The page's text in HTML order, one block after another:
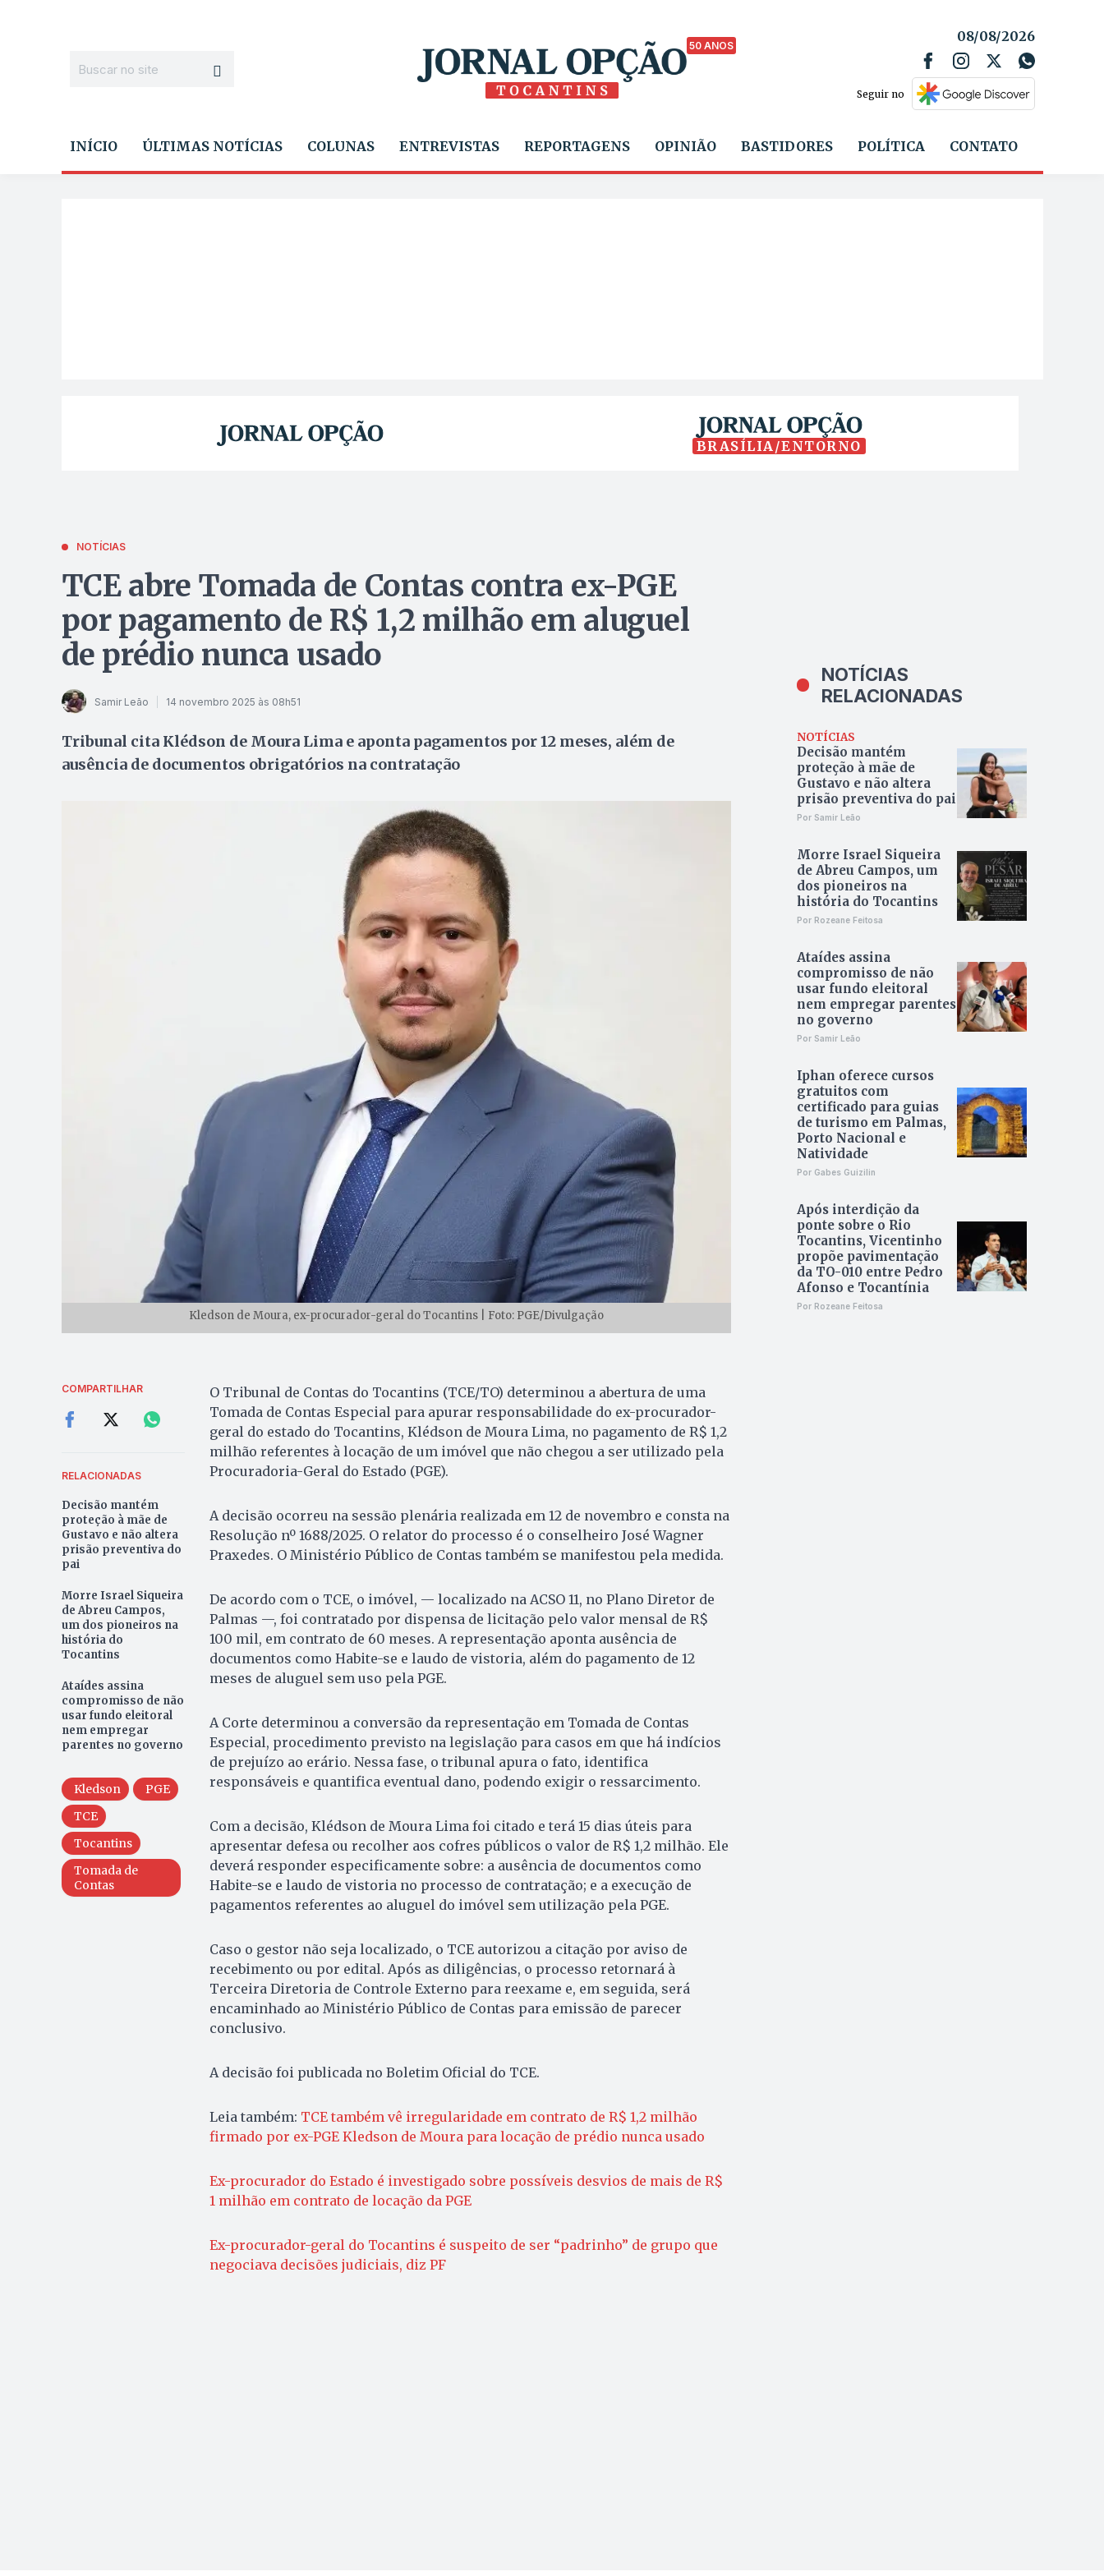
50 ANOS
08/08/2026
Seguir no
INÍCIO ÚLTIMAS NOTÍCIAS COLUNAS ENTREVISTAS REPORTAGENS OPINIÃO BASTIDORES POLÍTICA CONTATO
BRASÍLIA/ENTORNO
NOTÍCIAS
TCE abre Tomada de Contas contra ex-PGE
por pagamento de R$ 1,2 milhão em aluguel
de prédio nunca usado
Samir Leão 14 novembro 2025 às 08h51
Tribunal cita Klédson de Moura Lima e aponta pagamentos por 12 meses, além de
ausência de documentos obrigatórios na contratação
Kledson de Moura, ex-procurador-geral do Tocantins | Foto: PGE/Divulgação
COMPARTILHAR
RELACIONADAS
Decisão mantém
proteção à mãe de
Gustavo e não altera
prisão preventiva do
pai
Morre Israel Siqueira
de Abreu Campos,
um dos pioneiros na
história do
Tocantins
Ataídes assina
compromisso de não
usar fundo eleitoral
nem empregar
parentes no governo
Kledson
PGE
TCE
Tocantins
Tomada de
Contas
O Tribunal de Contas do Tocantins (TCE/TO) determinou a abertura de uma
Tomada de Contas Especial para apurar responsabilidade do ex-procurador-
geral do estado do Tocantins, Klédson de Moura Lima, no pagamento de R$ 1,2
milhão referentes à locação de um imóvel que não chegou a ser utilizado pela
Procuradoria-Geral do Estado (PGE).
A decisão ocorreu na sessão plenária realizada em 12 de novembro e consta na
Resolução nº 1688/2025. O relator do processo é o conselheiro José Wagner
Praxedes. O Ministério Público de Contas também se manifestou pela medida.
De acordo com o TCE, o imóvel, — localizado na ACSO 11, no Plano Diretor de
Palmas —, foi contratado por dispensa de licitação pelo valor mensal de R$
100 mil, em contrato de 60 meses. A representação aponta ausência de
documentos como Habite-se e laudo de vistoria, além do pagamento de 12
meses de aluguel sem uso pela PGE.
A Corte determinou a conversão da representação em Tomada de Contas
Especial, procedimento previsto na legislação para casos em que há indícios
de prejuízo ao erário. Nessa fase, o tribunal apura o fato, identifica
responsáveis e quantifica eventual dano, podendo exigir o ressarcimento.
Com a decisão, Klédson de Moura Lima foi citado e terá 15 dias úteis para
apresentar defesa ou recolher aos cofres públicos o valor de R$ 1,2 milhão. Ele
deverá responder especificamente sobre: a ausência de documentos como
Habite-se e laudo de vistoria no processo de contratação; e a execução de
pagamentos referentes ao aluguel do imóvel sem utilização pela PGE.
Caso o gestor não seja localizado, o TCE autorizou a citação por aviso de
recebimento ou por edital. Após as diligências, o processo retornará à
Terceira Diretoria de Controle Externo para reexame e, em seguida, será
encaminhado ao Ministério Público de Contas para emissão de parecer
conclusivo.
A decisão foi publicada no Boletim Oficial do TCE.
Leia também: TCE também vê irregularidade em contrato de R$ 1,2 milhão
firmado por ex-PGE Kledson de Moura para locação de prédio nunca usado
Ex-procurador do Estado é investigado sobre possíveis desvios de mais de R$
1 milhão em contrato de locação da PGE
Ex-procurador-geral do Tocantins é suspeito de ser “padrinho” de grupo que
negociava decisões judiciais, diz PF
NOTÍCIAS
RELACIONADAS
NOTÍCIAS
Decisão mantém
proteção à mãe de
Gustavo e não altera
prisão preventiva do pai
Por Samir Leão
Morre Israel Siqueira
de Abreu Campos, um
dos pioneiros na
história do Tocantins
Por Rozeane Feitosa
Ataídes assina
compromisso de não
usar fundo eleitoral
nem empregar parentes
no governo
Por Samir Leão
Iphan oferece cursos
gratuitos com
certificado para guias
de turismo em Palmas,
Porto Nacional e
Natividade
Por Gabes Guizilin
Após interdição da
ponte sobre o Rio
Tocantins, Vicentinho
propõe pavimentação
da TO-010 entre Pedro
Afonso e Tocantínia
Por Rozeane Feitosa